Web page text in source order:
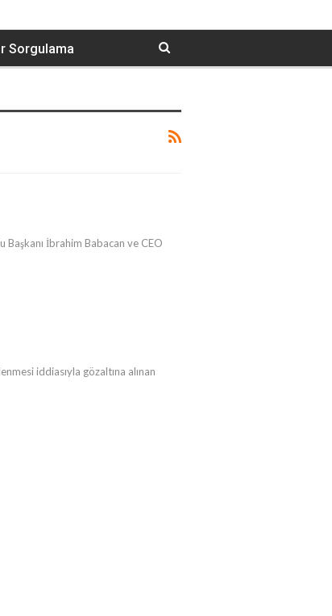
Sorgulama
İbrahim Babacan ve CEO
iddiasıyla gözaltına alınan